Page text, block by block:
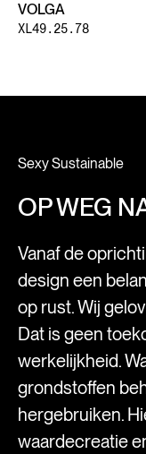
VOLGA
XL49.25.78
Sexy Sustainable
OP WEG
Vanaf de
design een
op rust. Wij
Dat is geen
werkelijkheid.
grondstoffen
hergebruiken.
waardecreatie